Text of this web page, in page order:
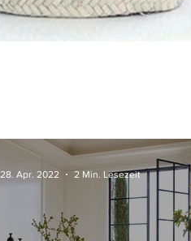
28. Apr. 2022 2 Min. Lesezeit